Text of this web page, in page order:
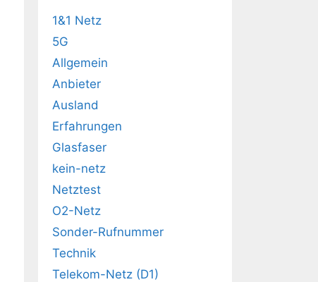
1&1 Netz
5G
Allgemein
Anbieter
Ausland
Erfahrungen
Glasfaser
kein-netz
Netztest
O2-Netz
Sonder-Rufnummer
Technik
Telekom-Netz (D1)